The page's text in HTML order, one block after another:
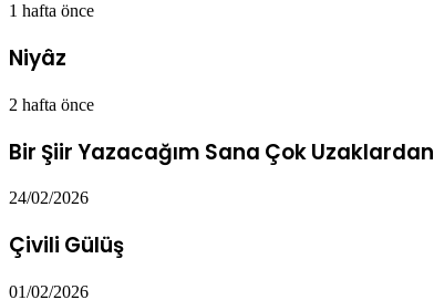
1 hafta önce
Niyâz
2 hafta önce
Bir Şiir Yazacağım Sana Çok Uzaklardan
24/02/2026
Çivili Gülüş
01/02/2026